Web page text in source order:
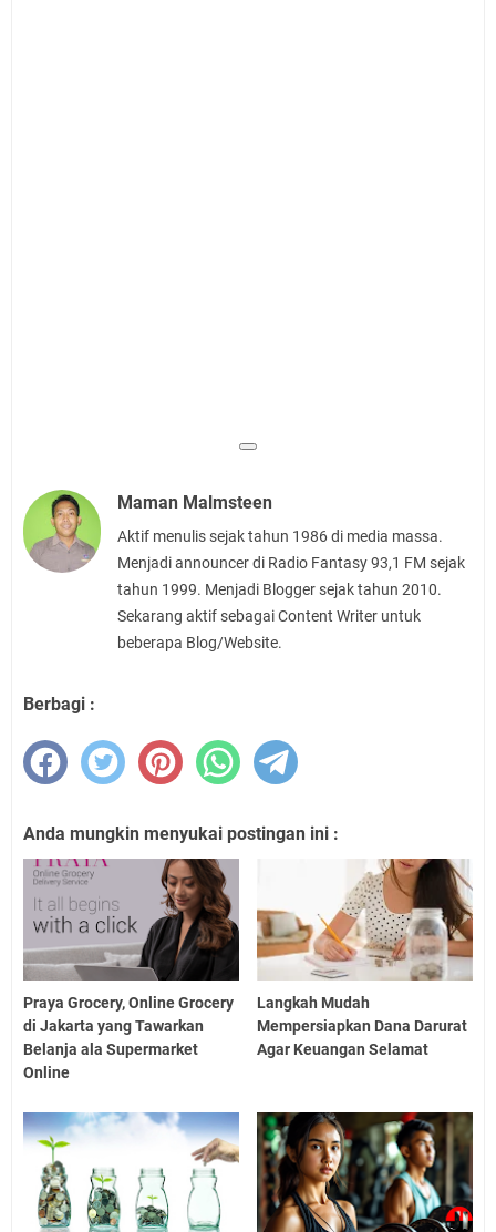
Maman Malmsteen
Aktif menulis sejak tahun 1986 di media massa.
Menjadi announcer di Radio Fantasy 93,1 FM sejak
tahun 1999. Menjadi Blogger sejak tahun 2010.
Sekarang aktif sebagai Content Writer untuk
beberapa Blog/Website.
Berbagi :
Anda mungkin menyukai postingan ini :
Praya Grocery, Online Grocery
di Jakarta yang Tawarkan
Belanja ala Supermarket
Online
Langkah Mudah
Mempersiapkan Dana Darurat
Agar Keuangan Selamat